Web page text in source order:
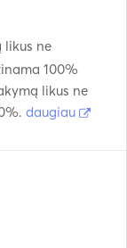
in the
likus ne
100%
likus ne
daugiau